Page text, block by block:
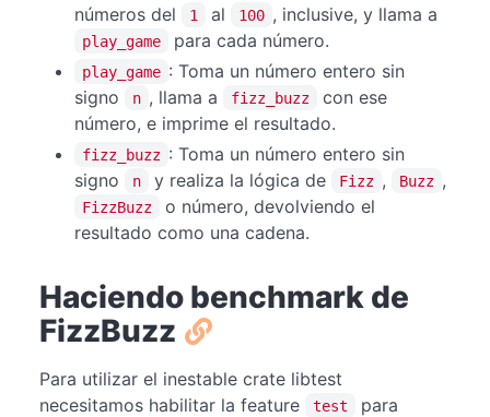
números del
1 al 100 , inclusive, y llama a
play_game para cada número.
play_game : Toma un número entero sin
signo
n , llama a fizz_buzz
con ese
número, e imprime el resultado.
fizz_buzz : Toma un número entero sin
signo
n y realiza la lógica de Fizz , Buzz ,
FizzBuzz
o número, devolviendo el
resultado como una cadena.
Haciendo benchmark de
FizzBuzz
Para utilizar el inestable crate libtest
necesitamos habilitar la feature
test
para